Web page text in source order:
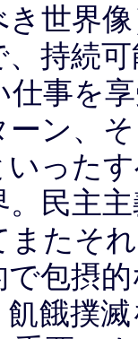
き世界
持続
仕事を
ン、
った
民主
またそ
包摂
餓撲